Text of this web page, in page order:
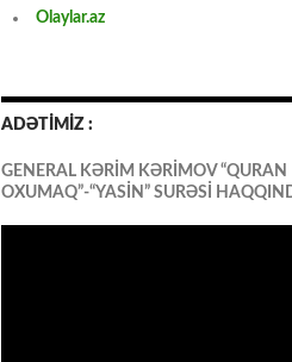
Olaylar.az
ADƏTİMİZ :
GENERAL KƏRİM KƏRİMOV “QURAN
OXUMAQ”-“YASİN” SURƏSİ